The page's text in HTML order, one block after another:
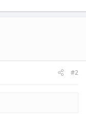
#2